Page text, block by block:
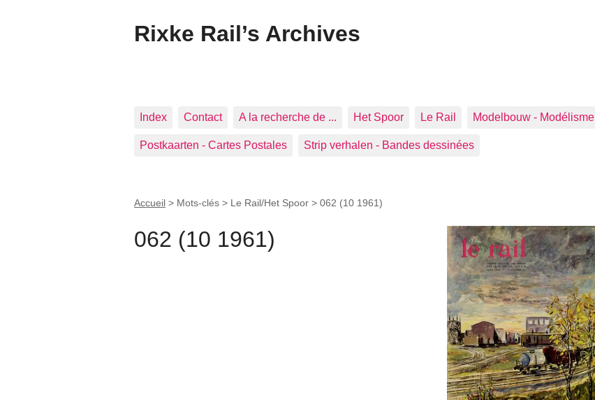
Rixke Rail’s Archives
Index Contact A la recherche de ... Het Spoor Le Rail Modelbouw - Modélisme
Postkaarten - Cartes Postales Strip verhalen - Bandes dessinées
Accueil > Mots-clés > Le Rail/Het Spoor > 062 (10 1961)
062 (10 1961)